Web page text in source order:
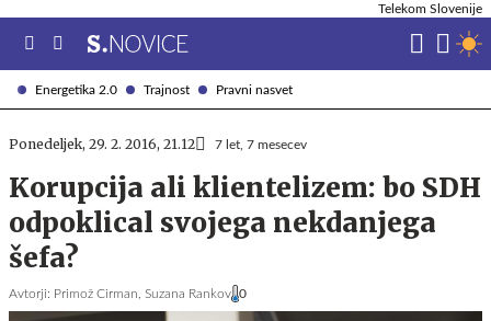
Energetika 2.0 Trajnost Pravni nasvet
Telekom Slovenije
Ponedeljek, 29. 2. 2016, 21.12 7 let, 7 mesecev
Korupcija ali klientelizem: bo SDH
odpoklical svojega nekdanjega
šefa?
Avtorji: Primož Cirman, Suzana Rankov 0